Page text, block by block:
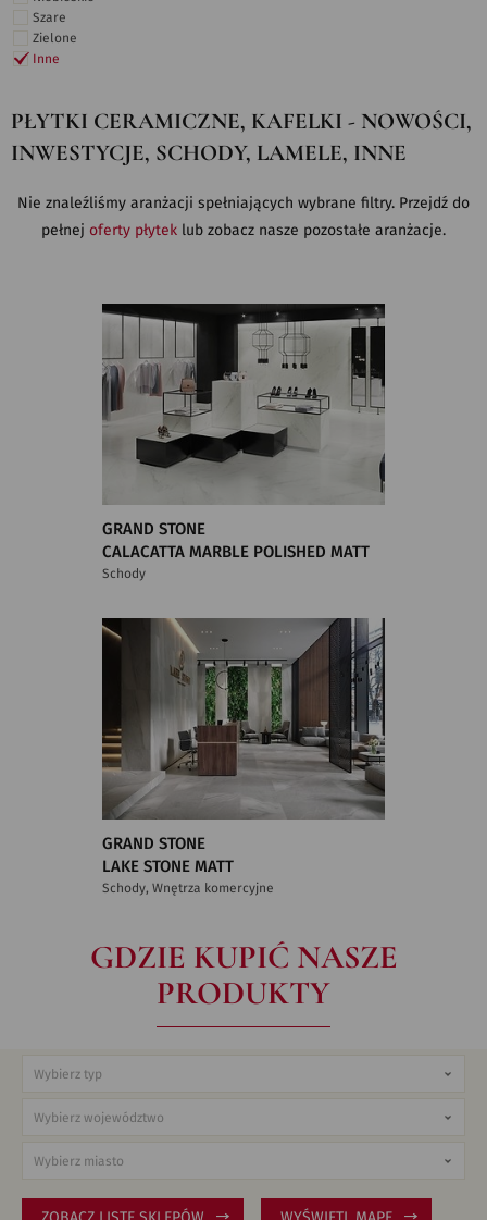
Szare
Zielone
Inne
PŁYTKI CERAMICZNE, KAFELKI - NOWOŚCI,
INWESTYCJE, SCHODY, LAMELE, INNE
Nie znaleźliśmy aranżacji spełniających wybrane filtry. Przejdź do
pełnej oferty płytek lub zobacz nasze pozostałe aranżacje.
GRAND STONE
CALACATTA MARBLE POLISHED MATT
Schody
GRAND STONE
LAKE STONE MATT
Schody, Wnętrza komercyjne
GDZIE KUPIĆ NASZE
PRODUKTY